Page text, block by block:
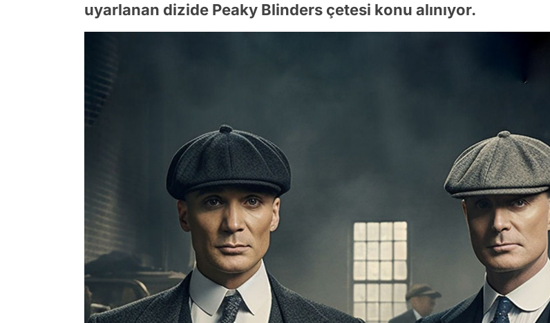
uyarlanan dizide Peaky Blinders çetesi konu alınıyor.